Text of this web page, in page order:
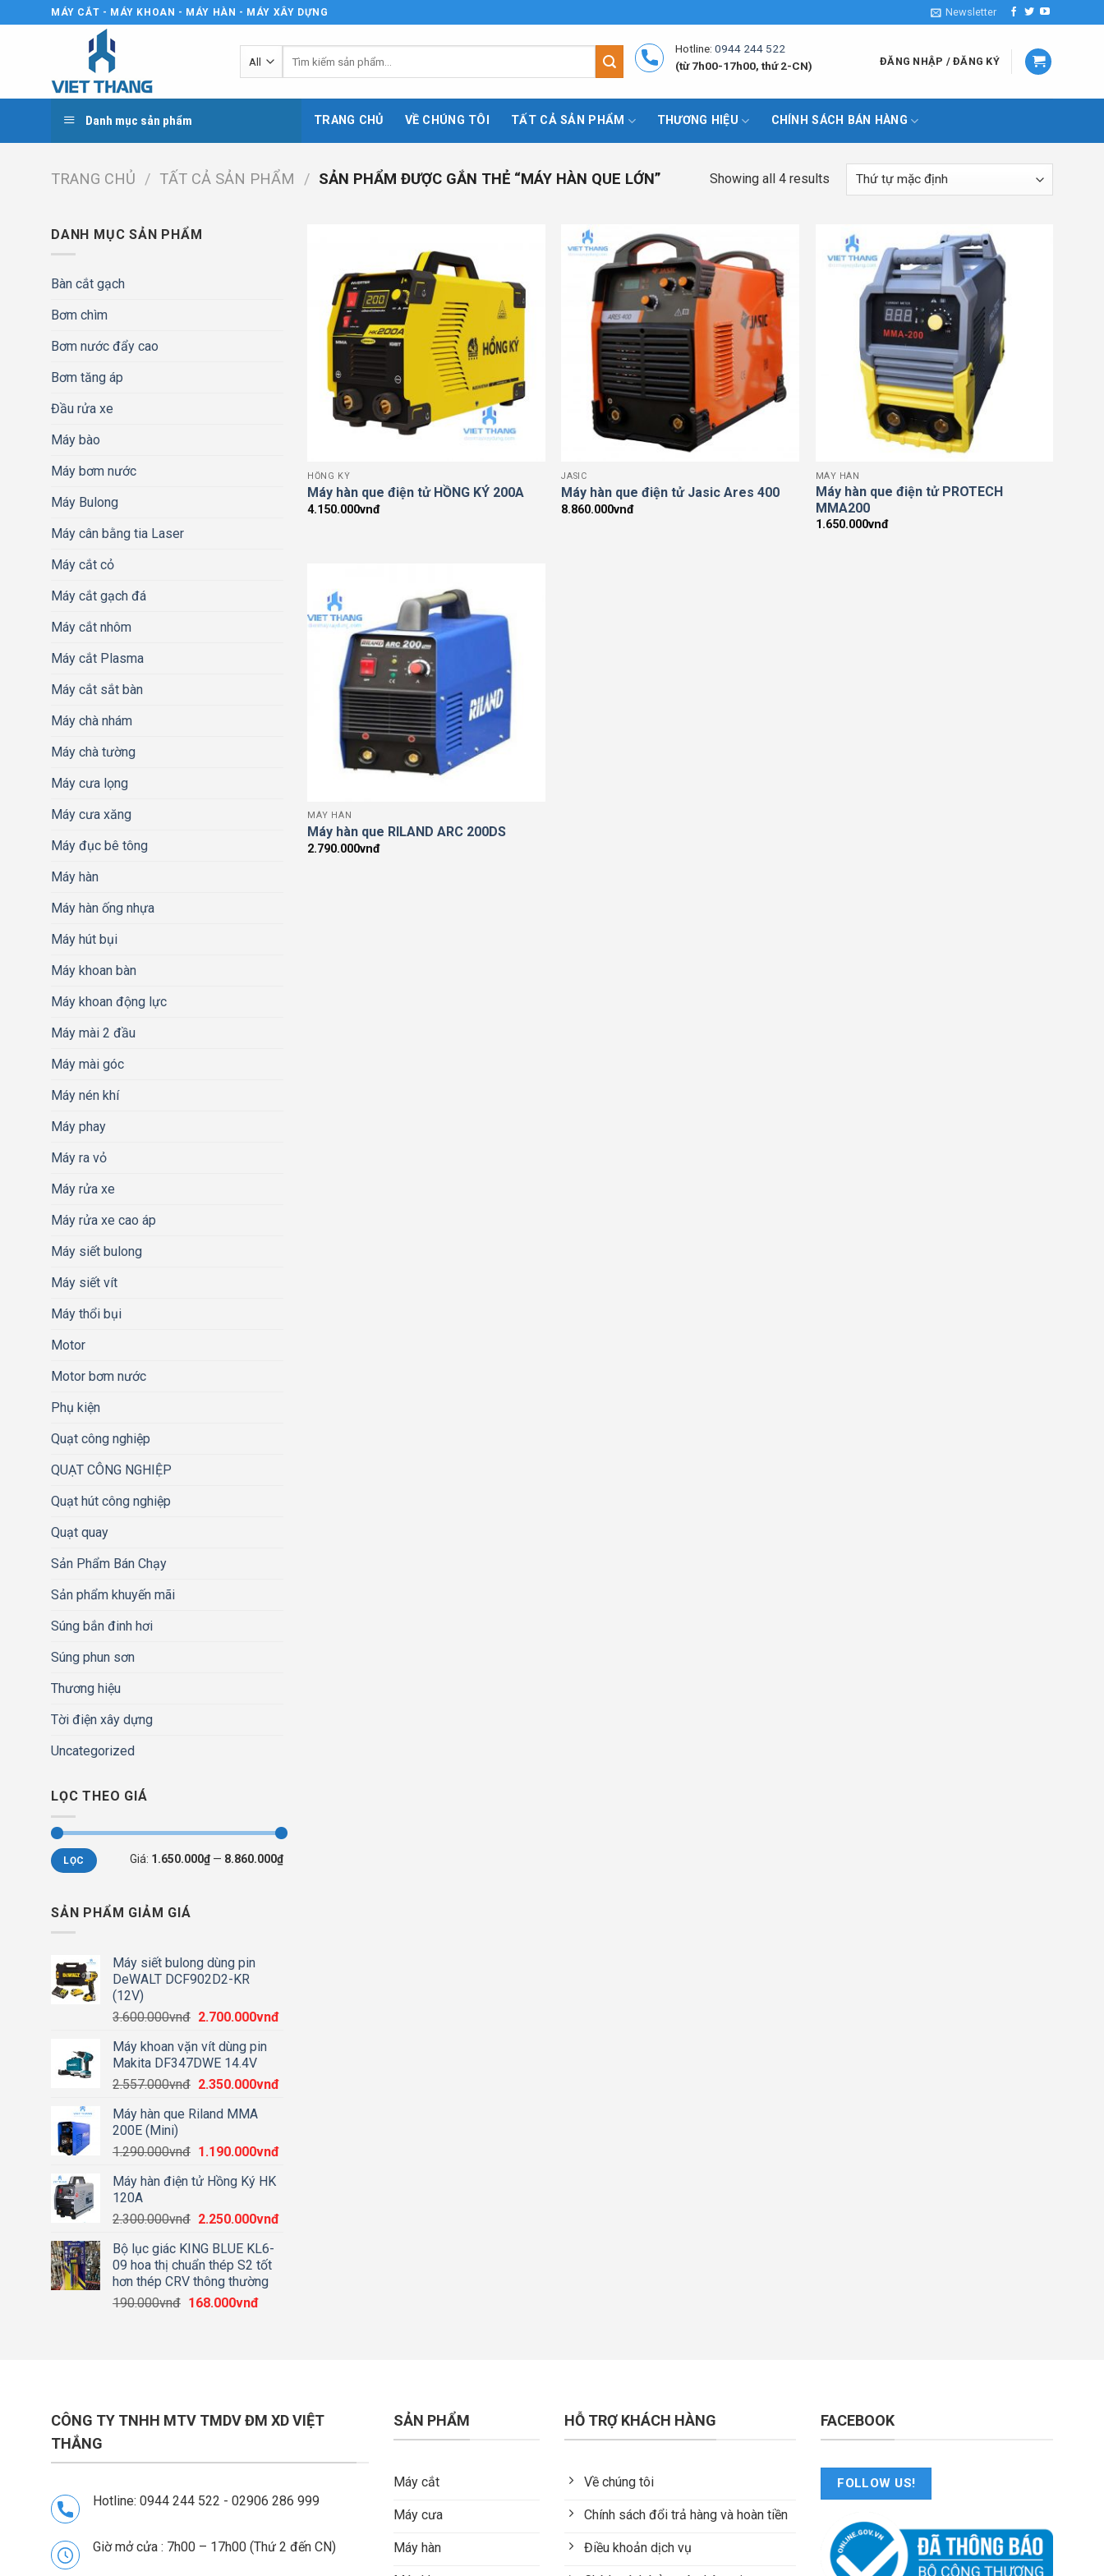
to
MÁY CẮT - MÁY KHOAN - MÁY HÀN - MÁY XÂY DỰNG Newsletter
kiếm:
Hotline: 0944 244 522
(từ 7h00-17h00, thứ 2-CN)
ĐĂNG NHẬP / ĐĂNG KÝ
Danh mục sản phẩm TRANG CHỦ VỀ CHÚNG TÔI TẤT CẢ SẢN PHẨM THƯƠNG HIỆU CHÍNH SÁCH BÁN HÀNG
TRANG CHỦ / TẤT CẢ SẢN PHẨM / SẢN PHẨM ĐƯỢC GẮN THẺ “MÁY HÀN QUE LỚN” Showing all 4 results
DANH MỤC SẢN PHẨM
Bàn cắt gạch
Bơm chìm
Bơm nước đẩy cao
Bơm tăng áp
Đầu rửa xe
Máy bào
Máy bơm nước
Máy Bulong
Máy cân bằng tia Laser
Máy cắt cỏ
Máy cắt gạch đá
Máy cắt nhôm
Máy cắt Plasma
Máy cắt sắt bàn
Máy chà nhám
Máy chà tường
Máy cưa lọng
Máy cưa xăng
Máy đục bê tông
Máy hàn
Máy hàn ống nhựa
Máy hút bụi
Máy khoan bàn
Máy khoan động lực
Máy mài 2 đầu
Máy mài góc
Máy nén khí
Máy phay
Máy ra vỏ
Máy rửa xe
Máy rửa xe cao áp
Máy siết bulong
Máy siết vít
Máy thổi bụi
Motor
Motor bơm nước
Phụ kiện
Quạt công nghiệp
QUẠT CÔNG NGHIỆP
Quạt hút công nghiệp
Quạt quay
Sản Phẩm Bán Chạy
Sản phẩm khuyến mãi
Súng bắn đinh hơi
Súng phun sơn
Thương hiệu
Tời điện xây dựng
Uncategorized
LỌC THEO GIÁ
Giá
thấp
nhất
Giá
cao
nhất
LỌC Giá: 1.650.000₫— 8.860.000₫
SẢN PHẨM GIẢM GIÁ
Máy siết bulong dùng pin
DeWALT DCF902D2-KR
(12V)
3.600.000vnđ Giá
là:
3.600.000vnđ.
2.700.000vnđGiá
2.700.000vnđ.
Máy khoan vặn vít dùng pin
Makita DF347DWE 14.4V
2.557.000vnđ Giá
là:
2.350.000vnđGiá
2.350.000vnđ.
Máy hàn que Riland MMA
200E (Mini)
1.290.000vnđ Giá
là:
1.190.000vnđGiá
1.190.000vnđ.
Máy hàn điện tử Hồng Ký HK
120A
2.300.000vnđ Giá
là:
2.300.000vnđ.
2.250.000vnđGiá
Bộ lục giác KING BLUE KL6-
09 hoa thị chuẩn thép S2 tốt
hơn thép CRV thông thường
190.000vnđ Giá
168.000vnđGiá
HỒNG KÝ
Máy hàn que điện tử HỒNG KÝ 200A
4.150.000vnđ
JASIC
Máy hàn que điện tử Jasic Ares 400
8.860.000vnđ
MÁY HÀN
Máy hàn que điện tử PROTECH
MMA200
1.650.000vnđ
MÁY HÀN
Máy hàn que RILAND ARC 200DS
2.790.000vnđ
CÔNG TY TNHH MTV TMDV ĐM XD VIỆT
THẮNG
Hotline: 0944 244 522 - 02906 286 999
Giờ mở cửa : 7h00 – 17h00 (Thứ 2 đến CN)
SẢN PHẨM
Máy cắt
Máy cưa
Máy hàn
HỖ TRỢ KHÁCH HÀNG
Về chúng tôi
Chính sách đổi trả hàng và hoàn tiền
Điều khoản dịch vụ
FACEBOOK
FOLLOW US!